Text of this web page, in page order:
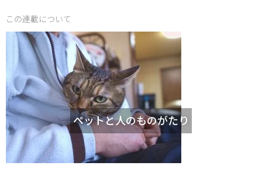
この連載について
ペットと人のものがたり